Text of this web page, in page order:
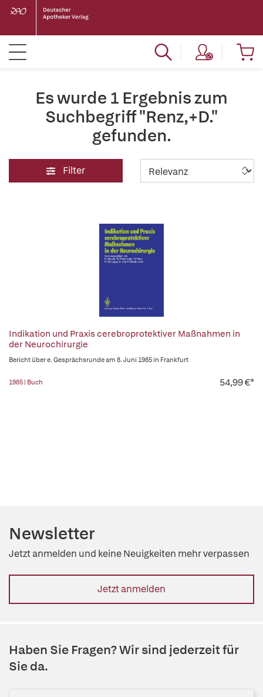
Es wurde 1 Ergebnis zum
Suchbegriff "Renz,+D."
gefunden.
Filter
Indikation und Praxis cerebroprotektiver Maßnahmen in
der Neurochirurgie
Bericht über e. Gesprächsrunde am 8. Juni 1985 in Frankfurt
1985 | Buch 54,99 €*
Newsletter
Jetzt anmelden und keine Neuigkeiten mehr verpassen
Jetzt anmelden
Haben Sie Fragen? Wir sind jederzeit für
Sie da.